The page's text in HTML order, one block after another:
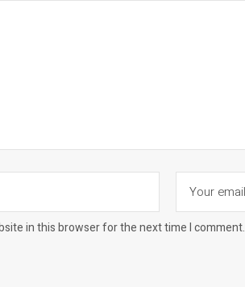
in this browser for the next time I comment.